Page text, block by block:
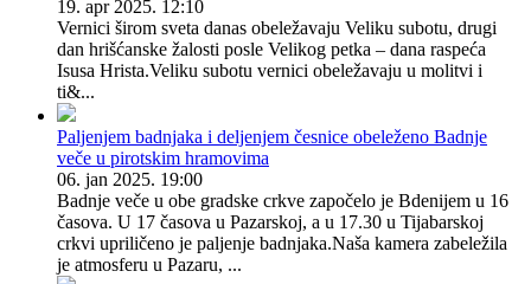
19. apr 2025. 12:10
Vernici širom sveta danas obeležavaju Veliku subotu, drugi
dan hrišćanske žalosti posle Velikog petka – dana raspeća
Isusa Hrista.Veliku subotu vernici obeležavaju u molitvi i
ti&...
Paljenjem badnjaka i deljenjem česnice obeleženo Badnje
veče u pirotskim hramovima
06. jan 2025. 19:00
Badnje veče u obe gradske crkve započelo je Bdenijem u 16
časova. U 17 časova u Pazarskoj, a u 17.30 u Tijabarskoj
crkvi upriličeno je paljenje badnjaka.Naša kamera zabeležila
je atmosferu u Pazaru, ...